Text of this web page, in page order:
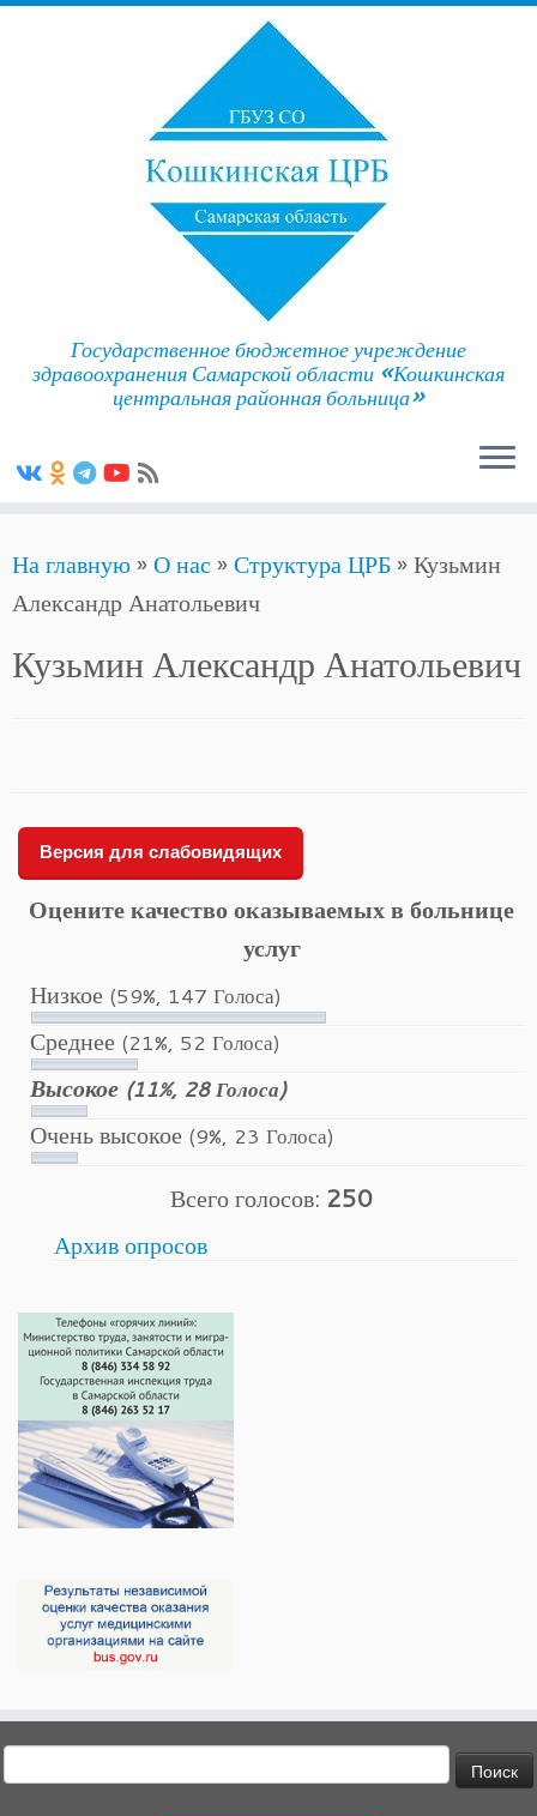
to
content
Государственное бюджетное учреждение
здравоохранения Самарской области «Кошкинская
центральная районная больница»
На главную»О нас »Структура ЦРБ»Кузьмин
Александр Анатольевич
Кузьмин Александр Анатольевич
Версия для слабовидящих
Оцените качество оказываемых в больнице
услуг
Низкое (59%, 147 Голоса)
Среднее (21%, 52 Голоса)
Высокое (11%, 28 Голоса)
Очень высокое (9%, 23 Голоса)
Всего голосов: 250
Архив опросов